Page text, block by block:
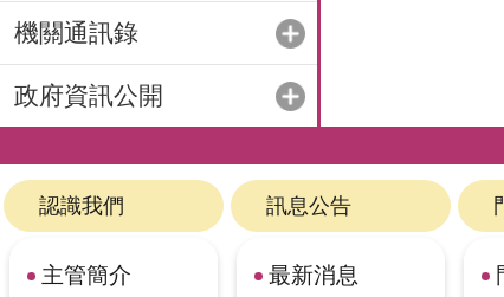
機關通訊錄
政府資訊公開
認識我們
主管簡介
訊息公告
最新消息